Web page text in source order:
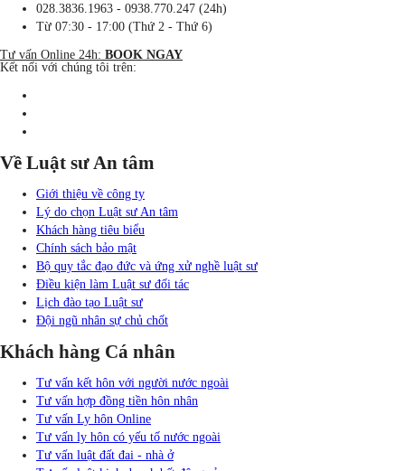
028.3836.1963 - 0938.770.247 (24h)
Từ 07:30 - 17:00 (Thứ 2 - Thứ 6)
Tư vấn Online 24h: BOOK NGAY
Kết nối với chúng tôi trên:
Về Luật sư An tâm
Giới thiệu về công ty
Lý do chọn Luật sư An tâm
Khách hàng tiêu biểu
Chính sách bảo mật
Bộ quy tắc đạo đức và ứng xử nghề luật sư
Điều kiện làm Luật sư đối tác
Lịch đào tạo Luật sư
Đội ngũ nhân sự chủ chốt
Khách hàng Cá nhân
Tư vấn kết hôn với người nước ngoài
Tư vấn hợp đồng tiền hôn nhân
Tư vấn Ly hôn Online
Tư vấn ly hôn có yếu tố nước ngoài
Tư vấn luật đất đai - nhà ở